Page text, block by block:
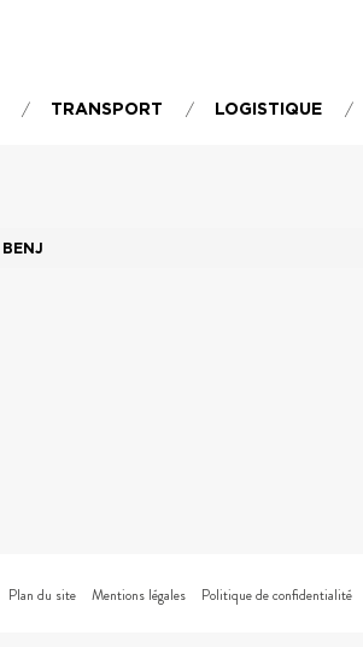
TRANSPORT LOGISTIQUE
BENJ
Plan du site Mentions légales Politique de confidentialité